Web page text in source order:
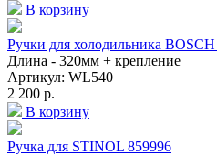
В корзину
Ручки для холодильника
Длина - 320мм + крепление
Артикул: WL540
2 200 р.
В корзину
Ручка для STINOL 859996